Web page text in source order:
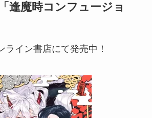
逢魔時コンフュージョ
ライン書店にて発売中！